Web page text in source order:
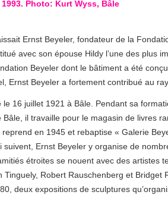
Ernst Beyeler, fondateur de la
avec son épouse Hildy l’une des plus
Beyeler dont le bâtiment a été
Ernst Beyeler a fortement contribué au
le 16 juillet 1921 à Bâle. Pendant sa
Bâle, il travaille pour le magasin de livres
reprend en 1945 et rebaptise « Galerie
suivent, Ernst Beyeler y organise de
étroites se nouent avec des artistes
Tinguely, Robert Rauschenberg et Bridget
deux expositions de sculptures